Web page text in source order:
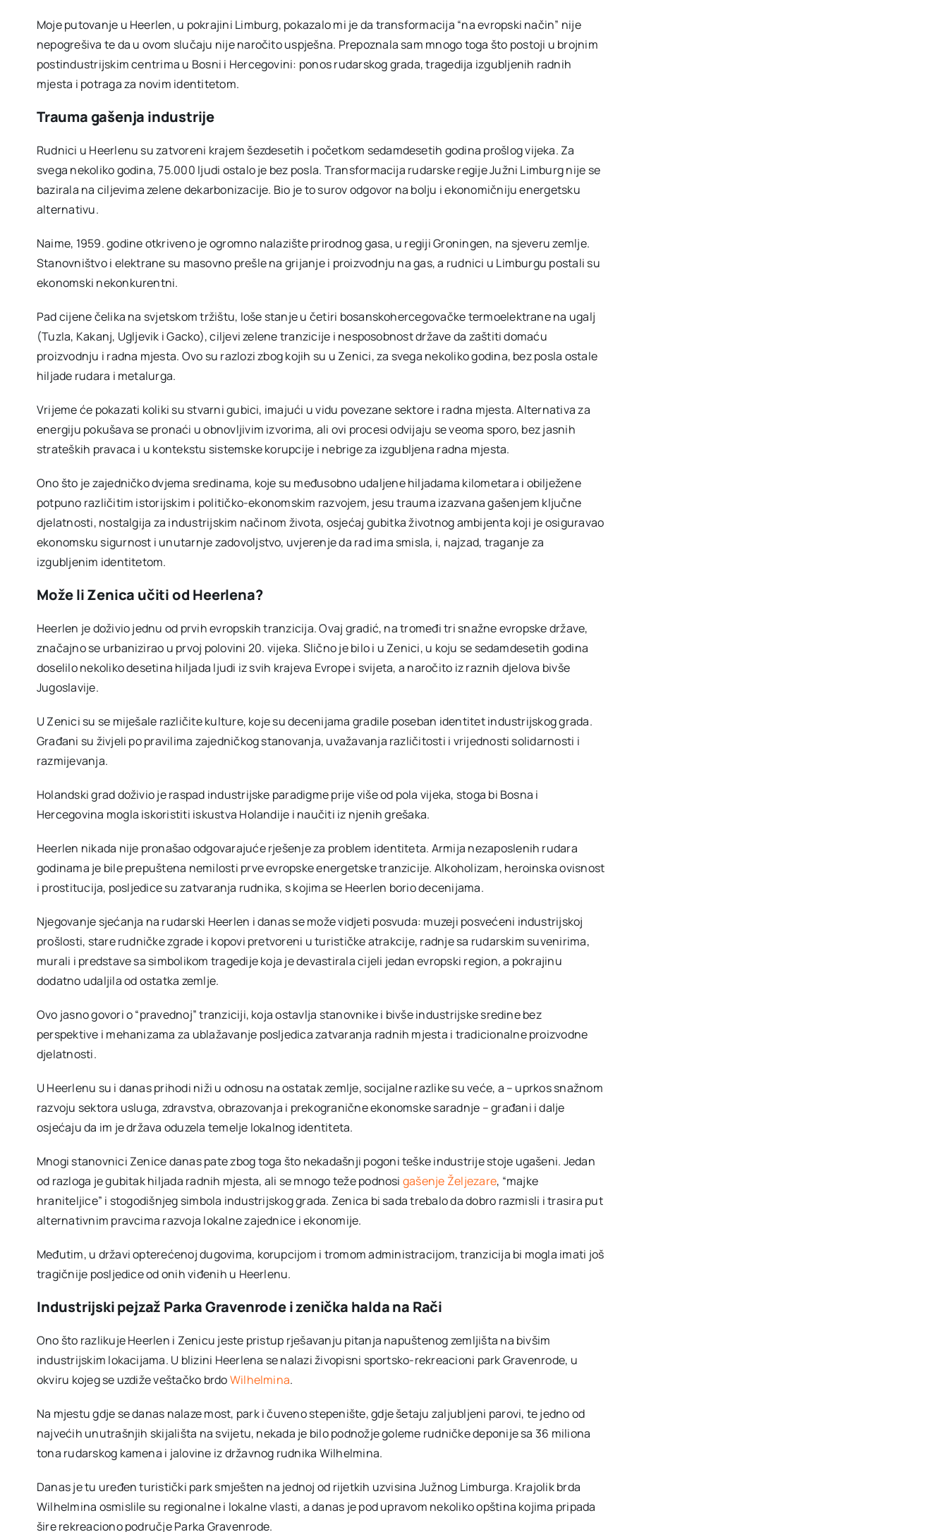
Moje putovanje u Heerlen, u pokrajini Limburg, pokazalo mi je da transformacija “na evropski način” nije
nepogrešiva te da u ovom slučaju nije naročito uspješna. Prepoznala sam mnogo toga što postoji u brojnim
postindustrijskim centrima u Bosni i Hercegovini: ponos rudarskog grada, tragedija izgubljenih radnih
mjesta i potraga za novim identitetom.
Trauma gašenja industrije
Rudnici u Heerlenu su zatvoreni krajem šezdesetih i početkom sedamdesetih godina prošlog vijeka. Za
svega nekoliko godina, 75.000 ljudi ostalo je bez posla. Transformacija rudarske regije Južni Limburg nije se
bazirala na ciljevima zelene dekarbonizacije. Bio je to surov odgovor na bolju i ekonomičniju energetsku
alternativu.
Naime, 1959. godine otkriveno je ogromno nalazište prirodnog gasa, u regiji Groningen, na sjeveru zemlje.
Stanovništvo i elektrane su masovno prešle na grijanje i proizvodnju na gas, a rudnici u Limburgu postali su
ekonomski nekonkurentni.
Pad cijene čelika na svjetskom tržištu, loše stanje u četiri bosanskohercegovačke termoelektrane na ugalj
(Tuzla, Kakanj, Ugljevik i Gacko), ciljevi zelene tranzicije i nesposobnost države da zaštiti domaću
proizvodnju i radna mjesta. Ovo su razlozi zbog kojih su u Zenici, za svega nekoliko godina, bez posla ostale
hiljade rudara i metalurga.
Vrijeme će pokazati koliki su stvarni gubici, imajući u vidu povezane sektore i radna mjesta. Alternativa za
energiju pokušava se pronaći u obnovljivim izvorima, ali ovi procesi odvijaju se veoma sporo, bez jasnih
strateških pravaca i u kontekstu sistemske korupcije i nebrige za izgubljena radna mjesta.
Ono što je zajedničko dvjema sredinama, koje su međusobno udaljene hiljadama kilometara i obilježene
potpuno različitim istorijskim i političko-ekonomskim razvojem, jesu trauma izazvana gašenjem ključne
djelatnosti, nostalgija za industrijskim načinom života, osjećaj gubitka životnog ambijenta koji je osiguravao
ekonomsku sigurnost i unutarnje zadovoljstvo, uvjerenje da rad ima smisla, i, najzad, traganje za
izgubljenim identitetom.
Može li Zenica učiti od Heerlena?
Heerlen je doživio jednu od prvih evropskih tranzicija. Ovaj gradić, na tromeđi tri snažne evropske države,
značajno se urbanizirao u prvoj polovini 20. vijeka. Slično je bilo i u Zenici, u koju se sedamdesetih godina
doselilo nekoliko desetina hiljada ljudi iz svih krajeva Evrope i svijeta, a naročito iz raznih djelova bivše
Jugoslavije.
U Zenici su se miješale različite kulture, koje su decenijama gradile poseban identitet industrijskog grada.
Građani su živjeli po pravilima zajedničkog stanovanja, uvažavanja različitosti i vrijednosti solidarnosti i
razmijevanja.
Holandski grad doživio je raspad industrijske paradigme prije više od pola vijeka, stoga bi Bosna i
Hercegovina mogla iskoristiti iskustva Holandije i naučiti iz njenih grešaka.
Heerlen nikada nije pronašao odgovarajuće rješenje za problem identiteta. Armija nezaposlenih rudara
godinama je bile prepuštena nemilosti prve evropske energetske tranzicije. Alkoholizam, heroinska ovisnost
i prostitucija, posljedice su zatvaranja rudnika, s kojima se Heerlen borio decenijama.
Njegovanje sjećanja na rudarski Heerlen i danas se može vidjeti posvuda: muzeji posvećeni industrijskoj
prošlosti, stare rudničke zgrade i kopovi pretvoreni u turističke atrakcije, radnje sa rudarskim suvenirima,
murali i predstave sa simbolikom tragedije koja je devastirala cijeli jedan evropski region, a pokrajinu
dodatno udaljila od ostatka zemlje.
Ovo jasno govori o “pravednoj” tranziciji, koja ostavlja stanovnike i bivše industrijske sredine bez
perspektive i mehanizama za ublažavanje posljedica zatvaranja radnih mjesta i tradicionalne proizvodne
djelatnosti.
U Heerlenu su i danas prihodi niži u odnosu na ostatak zemlje, socijalne razlike su veće, a – uprkos snažnom
razvoju sektora usluga, zdravstva, obrazovanja i prekogranične ekonomske saradnje – građani i dalje
osjećaju da im je država oduzela temelje lokalnog identiteta.
Mnogi stanovnici Zenice danas pate zbog toga što nekadašnji pogoni teške industrije stoje ugašeni. Jedan
od razloga je gubitak hiljada radnih mjesta, ali se mnogo teže podnosi gašenje Željezare, “majke
hraniteljice” i stogodišnjeg simbola industrijskog grada. Zenica bi sada trebalo da dobro razmisli i trasira put
alternativnim pravcima razvoja lokalne zajednice i ekonomije.
Međutim, u državi opterećenoj dugovima, korupcijom i tromom administracijom, tranzicija bi mogla imati još
tragičnije posljedice od onih viđenih u Heerlenu.
Industrijski pejzaž Parka Gravenrode i zenička halda na Rači
Ono što razlikuje Heerlen i Zenicu jeste pristup rješavanju pitanja napuštenog zemljišta na bivšim
industrijskim lokacijama. U blizini Heerlena se nalazi živopisni sportsko-rekreacioni park Gravenrode, u
okviru kojeg se uzdiže veštačko brdoWilhelmina.
Na mjestu gdje se danas nalaze most, park i čuveno stepenište, gdje šetaju zaljubljeni parovi, te jedno od
najvećih unutrašnjih skijališta na svijetu, nekada je bilo podnožje goleme rudničke deponije sa 36 miliona
tona rudarskog kamena i jalovine iz državnog rudnika Wilhelmina.
Danas je tu uređen turistički park smješten na jednoj od rijetkih uzvisina Južnog Limburga. Krajolik brda
Wilhelmina osmislile su regionalne i lokalne vlasti, a danas je pod upravom nekoliko opština kojima pripada
šire rekreaciono područje Parka Gravenrode.